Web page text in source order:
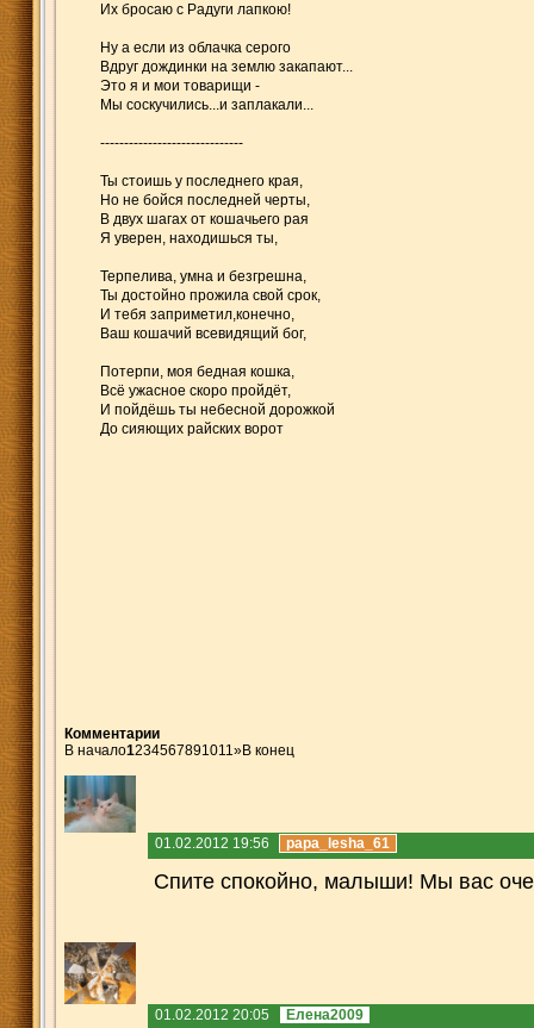
Их бросаю с Радуги лапкою!
Ну а если из облачка серого
Вдруг дождинки на землю закапают...
Это я и мои товарищи -
Мы соскучились...и заплакали...
------------------------------
Ты стоишь у последнего края,
Но не бойся последней черты,
В двух шагах от кошачьего рая
Я уверен, находишься ты,
Терпелива, умна и безгрешна,
Ты достойно прожила свой срок,
И тебя заприметил,конечно,
Ваш кошачий всевидящий бог,
Потерпи, моя бедная кошка,
Всё ужасное скоро пройдёт,
И пойдёшь ты небесной дорожкой
До сияющих райских ворот
Комментарии
В начало1234567891011»В конец
01.02.2012 19:56 papa_lesha_61
Спите спокойно, малыши! Мы вас
01.02.2012 20:05 Елена2009